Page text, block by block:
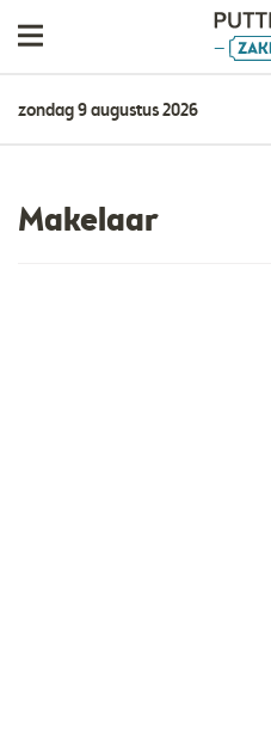
zondag 9 augustus 2026
Makelaar